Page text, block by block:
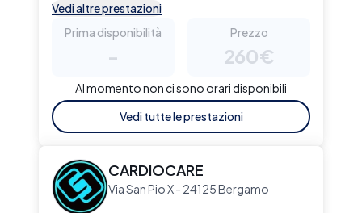
Vedi altre prestazioni
Prima disponibilità
-
Prezzo
260€
Al momento non ci sono orari disponibili
Vedi tutte le prestazioni
CARDIOCARE
Via San Pio X - 24125 Bergamo